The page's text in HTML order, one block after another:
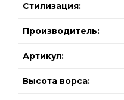
Стилизация:
Производитель:
Артикул:
Высота ворса: